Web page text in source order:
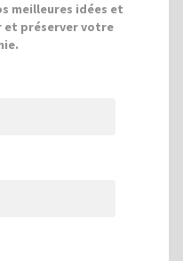
meilleures idées et
et préserver votre